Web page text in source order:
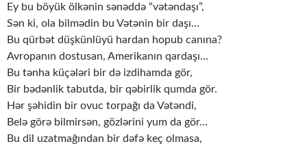
Ey bu böyük ölkənin sənəddə “vətəndaşı”,
Sən ki, ola bilmədin bu Vətənin bir daşı…
Bu qürbət düşkünlüyü hardan hopub canına?
Avropanın dostusan, Amerikanın qardaşı…
Bu tənha küçələri bir də izdihamda gör,
Bir bədənlik tabutda, bir qəbirlik qumda gör.
Hər şəhidin bir ovuc torpağı da Vətəndi,
Belə görə bilmirsən, gözlərini yum da gör…
Bu dil uzatmağından bir dəfə keç olmasa,